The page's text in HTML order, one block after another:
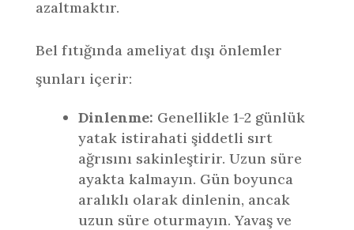
azaltmaktır.
Bel fıtığında ameliyat dışı önlemler
şunları içerir:
Dinlenme: Genellikle 1-2 günlük
yatak istirahati şiddetli sırt
ağrısını sakinleştirir. Uzun süre
ayakta kalmayın. Gün boyunca
aralıklı olarak dinlenin, ancak
uzun süre oturmayın. Yavaş ve